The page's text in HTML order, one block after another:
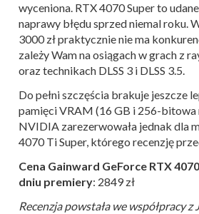
wyceniona. RTX 4070 Super to
naprawy błędu sprzed niemal roku.
3000 zł praktycznie nie ma
zależy Wam na osiągach w grach z
oraz technikach DLSS 3 i DLSS 3.5.
Do pełni szczęścia brakuje jeszcze
pamięci VRAM (16 GB i 256-bitowa
NVIDIA zarezerwowała jednak dla
4070 Ti Super, którego recenzję
Cena Gainward GeForce RTX
dniu premiery: 2849 zł
Recenzja powstała we współpracy z